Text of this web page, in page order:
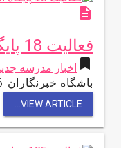
description
فعالیت 18 پایگاه اسکان نوروزی آموزش و پرورش در گلستان
bookmark اخبار مدرسه
باشگاه خبرنگاران-6 ساعت پیش شهر خبر تکست آهنگ
VIEW ARTICLE...